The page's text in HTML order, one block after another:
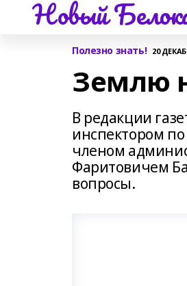
Новый
Полезно знать! 20
Землю
В редакции
инспектором
членом
Фаритовичем
вопросы.